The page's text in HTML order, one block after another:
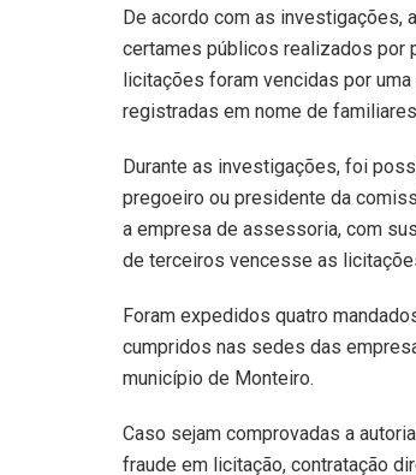
De acordo com as investigações,
certames públicos realizados por
licitações foram vencidas por
registradas em nome de
Durante as investigações, foi
pregoeiro ou presidente da
a empresa de assessoria, com
de terceiros vencesse as
Foram expedidos quatro
cumpridos nas sedes das
município de Monteiro.
Caso sejam comprovadas a
fraude em licitação, contratação